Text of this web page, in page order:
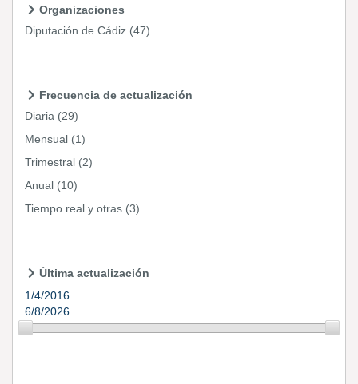
Organizaciones
Diputación de Cádiz (47)
Frecuencia de actualización
Diaria (29)
Mensual (1)
Trimestral (2)
Anual (10)
Tiempo real y otras (3)
Última actualización
1/4/2016
6/8/2026